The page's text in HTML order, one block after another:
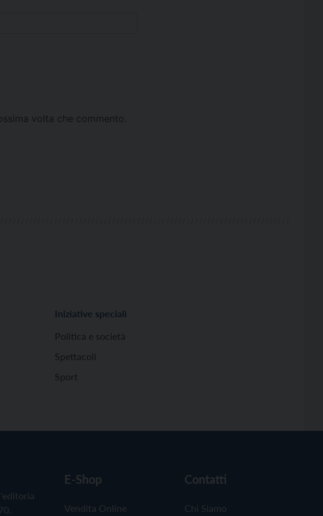
volta che commento.
Iniziative speciali
Politica e società
Spettacoli
Sport
E-Shop
Vendita Online
Contatti
Chi Siamo